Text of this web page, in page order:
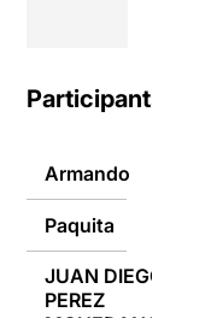
Participants
Armando
Paquita
JUAN DIEGO
PEREZ